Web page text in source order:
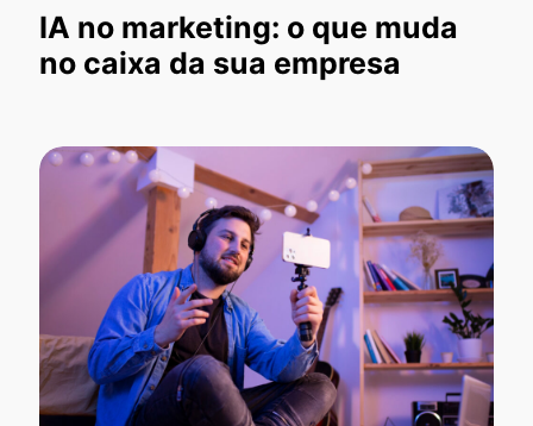
IA no marketing: o que muda
no caixa da sua empresa